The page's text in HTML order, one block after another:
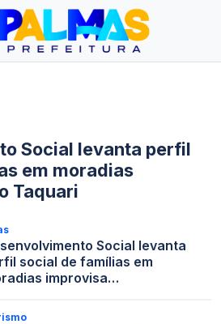
Social levanta perfil
em moradias
Taquari
Social levanta
social de famílias em
improvisa…